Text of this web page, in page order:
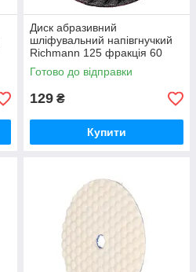
Диск абразивний
шліфувальний напівгнучкий
Richmann 125 фракція 60
(C4664)
Готово до відправки
129 ₴
Купити